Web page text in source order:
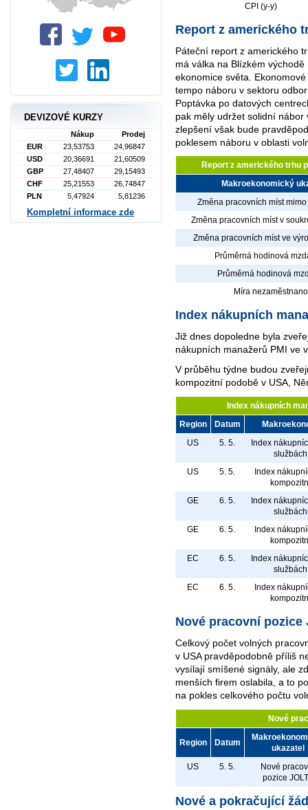
CPI (y-y)
Report z amerického
Páteční report z amerického
má válka na Blízkém
ekonomice světa.
tempo náboru v sektoru
Poptávka po datových
pak měly udržet solidní nábor
zlepšení však bude
poklesem náboru v oblasti
Report z amerického trhu
Makroekonomický
Změna pracovních míst
Změna pracovních míst v
Změna pracovních míst ve
Průměrná hodinová
Průměrná hodinová
Míra
Index nákupních
Již dnes dopoledne byla
nákupních manažerů PMI ve
V průběhu týdne budou
kompozitní podobě v USA,
Index nákupních
Region
Datum
US
5. 5.
Index
US
5. 5.
Index
GE
6. 5.
Index
GE
6. 5.
Index
EC
6. 5.
Index
EC
6. 5.
Index
Nové pracovní pozice
Celkový počet volných
v USA pravděpodobně příliš
vysílají smíšené signály, ale
menších firem oslabila, a to
na pokles celkového počtu
Nové
Region Datum
ukazatel
US
5. 5.
Nové
pozice
Nové a pokračující
DEVIZOVÉ KURZY
Nákup
Prodej
EUR
23,53753
24,96847
USD
20,36691
21,60509
GBP
27,48407
29,15493
CHF
25,21553
26,74847
PLN
5,47924 5,81236
Kompletní informace zde